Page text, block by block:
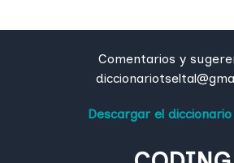
Comentarios y
Descargar el